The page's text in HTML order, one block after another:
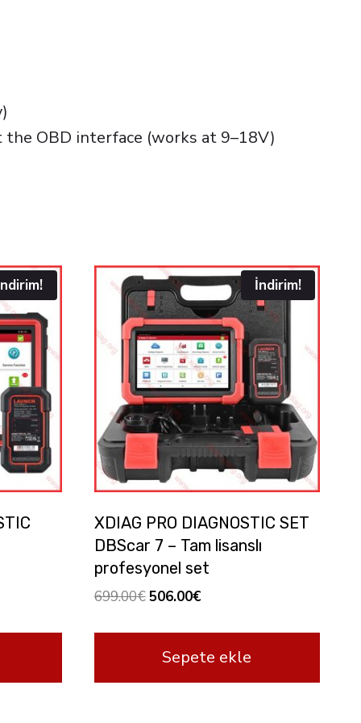
OBD interface (works at 9–18V)
İndirim!
XDIAG PRO DIAGNOSTIC SET
DBScar 7 – Tam lisanslı
profesyonel set
699.00€Orijinal
506.00€Şu
506.00€.
Sepete ekle